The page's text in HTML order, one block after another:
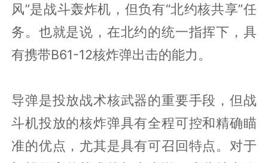
风”是战斗轰炸机，但负有“北约核共享”任
务。也就是说，在北约的统一指挥下，具
有携带B61-12核炸弹出击的能力。
导弹是投放战术核武器的重要手段，但战
斗机投放的核炸弹具有全程可控和精确瞄
准的优点，尤其是具有可召回特点。对于